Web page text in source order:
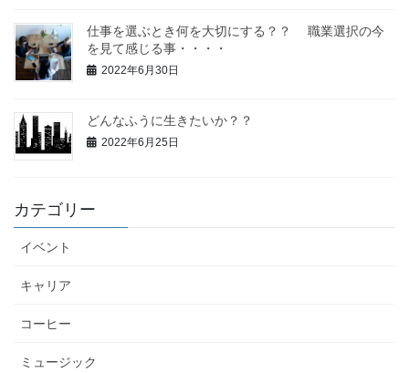
仕事を選ぶとき何を大切にする？？ 職業選択の今
を見て感じる事・・・・
2022年6月30日
どんなふうに生きたいか？？
2022年6月25日
カテゴリー
イベント
キャリア
コーヒー
ミュージック